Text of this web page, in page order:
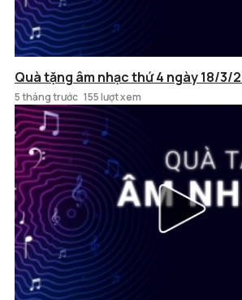
Quà tặng âm nhạc thứ 4 ngày 18/3/
5 tháng trước 155 lượt xem